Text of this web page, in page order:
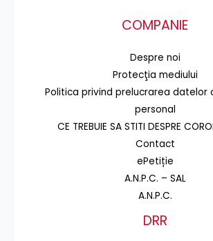
COMPANIE
Despre noi
Protecţia mediului
Politica privind prelucrarea datelor
personal
CE TREBUIE SA STITI DESPRE
Contact
ePetiție
A.N.P.C. – SAL
A.N.P.C.
DRR